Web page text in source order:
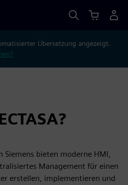
Übersetzung angezeigt.
Siemens bieten moderne HMI,
Management für einen
erstellen, implementieren und